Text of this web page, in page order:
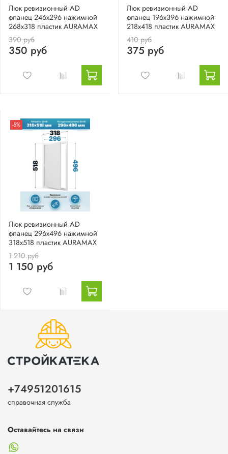
Люк ревизионный AD
фланец 246х296 нажимной
268х318 пластик AURAMAX
390 руб
350 руб
Люк ревизионный AD
фланец 196х396 нажимной
218х418 пластик AURAMAX
410 руб
375 руб
-5%
Люк ревизионный AD
фланец 296х496 нажимной
318х518 пластик AURAMAX
1 210 руб
1 150 руб
+74951201615
справочная служба
Оставайтесь на связи